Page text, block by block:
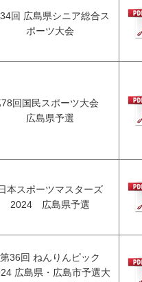
回 広島県シニア総合ス
ポーツ大会
回国民スポーツ大会
広島県予選
本スポーツマスターズ
2024 広島県予選
第36回 ねんりんピック
広島県・広島市予選大